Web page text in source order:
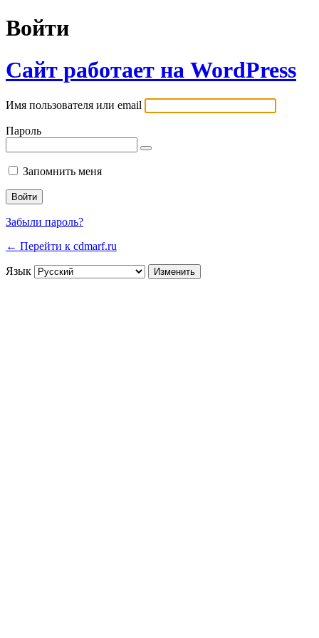
Войти
Сайт работает на WordPress
Имя пользователя или email
Пароль
Запомнить меня
Забыли пароль?
← Перейти к cdmarf.ru
Язык